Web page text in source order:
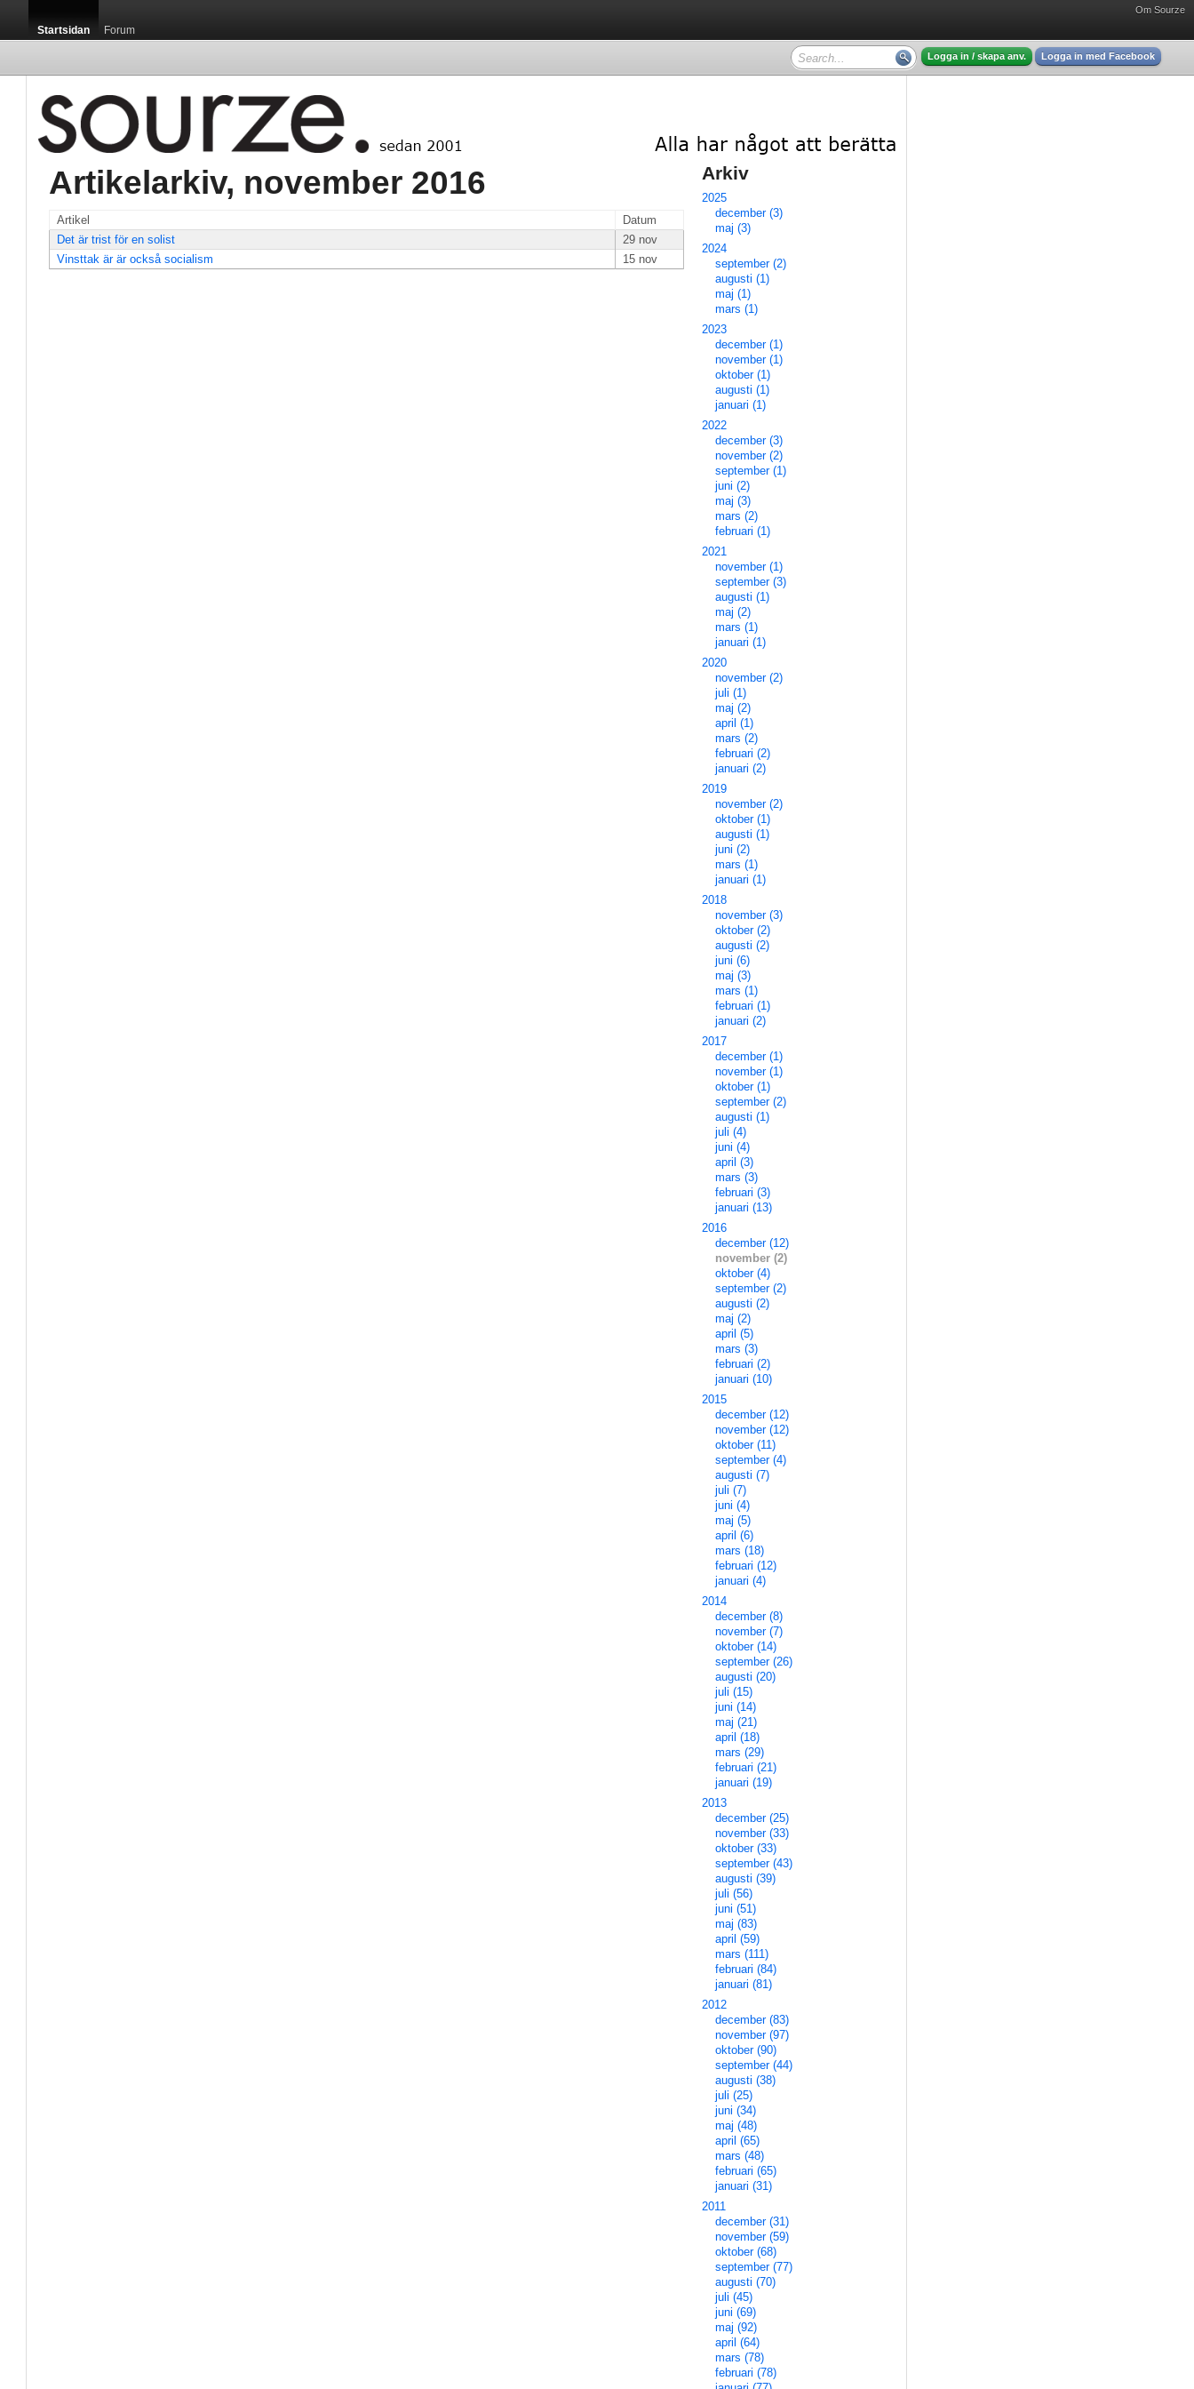
Om Sourze
Startsidan Forum
Logga in / skapa anv. Logga in med Facebook
Artikelarkiv, november 2016
Artikel
Datum
Det är trist för en solist
29 nov
Vinsttak är är också socialism
15 nov
Arkiv
2025
december (3)
maj (3)
2024
september (2)
augusti (1)
maj (1)
mars (1)
2023
december (1)
november (1)
oktober (1)
augusti (1)
januari (1)
2022
december (3)
november (2)
september (1)
juni (2)
maj (3)
mars (2)
februari (1)
2021
november (1)
september (3)
augusti (1)
maj (2)
mars (1)
januari (1)
2020
november (2)
juli (1)
maj (2)
april (1)
mars (2)
februari (2)
januari (2)
2019
november (2)
oktober (1)
augusti (1)
juni (2)
mars (1)
januari (1)
2018
november (3)
oktober (2)
augusti (2)
juni (6)
maj (3)
mars (1)
februari (1)
januari (2)
2017
december (1)
november (1)
oktober (1)
september (2)
augusti (1)
juli (4)
juni (4)
april (3)
mars (3)
februari (3)
januari (13)
2016
december (12)
november (2)
oktober (4)
september (2)
augusti (2)
maj (2)
april (5)
mars (3)
februari (2)
januari (10)
2015
december (12)
november (12)
oktober (11)
september (4)
augusti (7)
juli (7)
juni (4)
maj (5)
april (6)
mars (18)
februari (12)
januari (4)
2014
december (8)
november (7)
oktober (14)
september (26)
augusti (20)
juli (15)
juni (14)
maj (21)
april (18)
mars (29)
februari (21)
januari (19)
2013
december (25)
november (33)
oktober (33)
september (43)
augusti (39)
juli (56)
juni (51)
maj (83)
april (59)
mars (111)
februari (84)
januari (81)
2012
december (83)
november (97)
oktober (90)
september (44)
augusti (38)
juli (25)
juni (34)
maj (48)
april (65)
mars (48)
februari (65)
januari (31)
2011
december (31)
november (59)
oktober (68)
september (77)
augusti (70)
juli (45)
juni (69)
maj (92)
april (64)
mars (78)
februari (78)